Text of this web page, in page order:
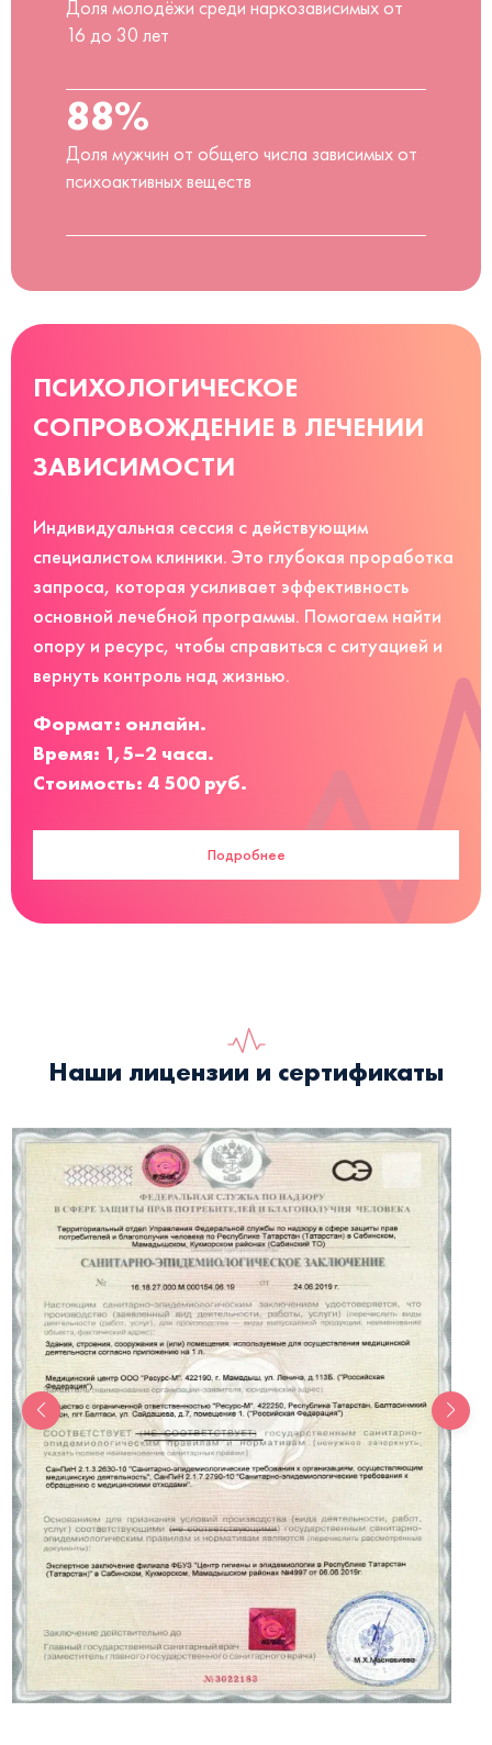
Доля молодёжи среди наркозависимых от
16 до 30 лет
88%
Доля мужчин от общего числа зависимых от
психоактивных веществ
ПСИХОЛОГИЧЕСКОЕ
СОПРОВОЖДЕНИЕ В ЛЕЧЕНИИ
ЗАВИСИМОСТИ
Индивидуальная сессия с действующим
специалистом клиники. Это глубокая проработка
запроса, которая усиливает эффективность
основной лечебной программы. Помогаем найти
опору и ресурс, чтобы справиться с ситуацией и
вернуть контроль над жизнью.
Формат: онлайн.
Время: 1,5–2 часа.
Стоимость: 4 500 руб.
Подробнее
Наши лицензии и сертификаты